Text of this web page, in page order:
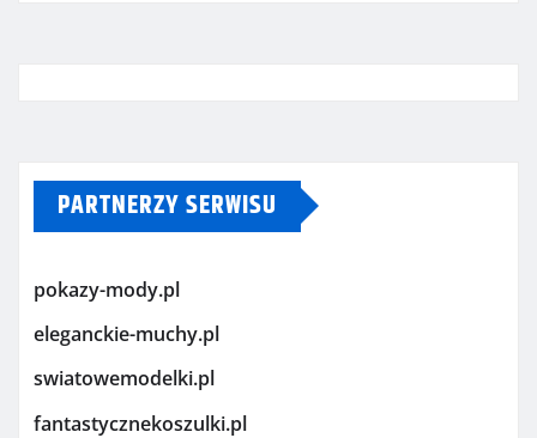
PARTNERZY SERWISU
pokazy-mody.pl
eleganckie-muchy.pl
swiatowemodelki.pl
fantastycznekoszulki.pl